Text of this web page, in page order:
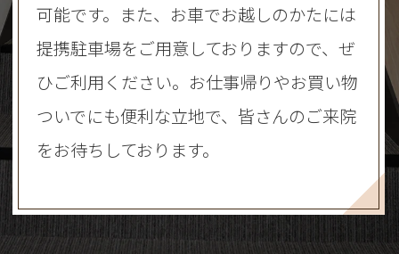
可能です。また、お車でお越しのかたには
提携駐車場をご用意しておりますので、ぜ
ひご利用ください。お仕事帰りやお買い物
ついでにも便利な立地で、皆さんのご来院
をお待ちしております。